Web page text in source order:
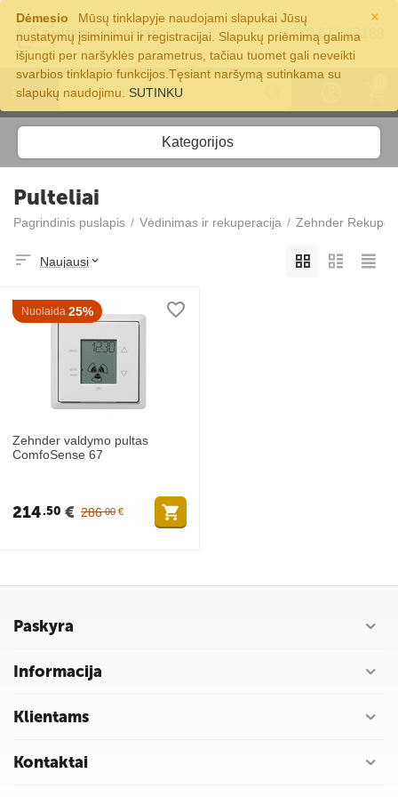
×
Dėmesio
Mūsų tinklapyje naudojami slapukai Jūsų
nustatymų įsiminimui ir registracijai. Slapukų priėmimą galima
išjungti per naršyklės parametrus, tačiau tuomet gali neveikti
svarbios tinklapio funkcijos.Tęsiant naršymą sutinkama su
slapukų naudojimu. SUTINKU
+370 611 88188
Kategorijos
Pulteliai
Pagrindinis puslapis / Vėdinimas ir rekuperacija / Zehnder
Naujausi
Nuolaida 25%
Zehnder valdymo pultas
ComfoSense 67
286 00 €
214 50 €
Paskyra
Informacija
Klientams
Kontaktai